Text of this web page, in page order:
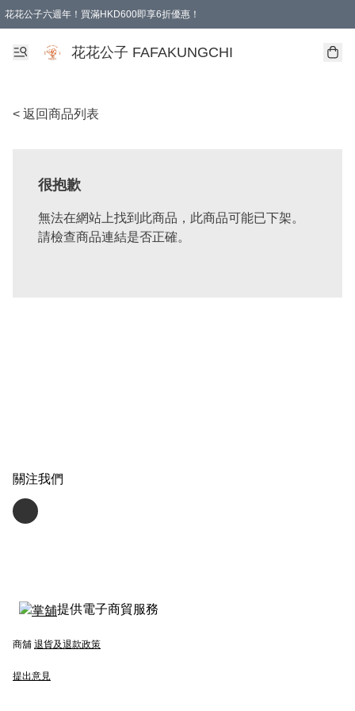
花花公子六週年！買滿HKD600即享6折優惠！
購物滿 HKD 600.00即享免運費優惠！（適用於 本地取貨 )
花花公子 FAFAKUNGCHI
< 返回商品列表
很抱歉
無法在網站上找到此商品，此商品可能已下架。
請檢查商品連結是否正確。
關注我們
提供電子商貿服務
商舖 退貨及退款政策
提出意見